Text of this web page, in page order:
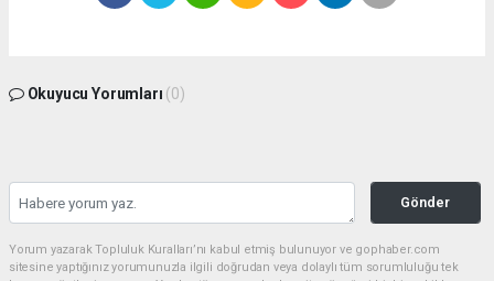
Okuyucu Yorumları (0)
Gönder
Yorum yazarak Topluluk Kuralları’nı kabul etmiş bulunuyor ve gophaber.com
sitesine yaptığınız yorumunuzla ilgili doğrudan veya dolaylı tüm sorumluluğu tek